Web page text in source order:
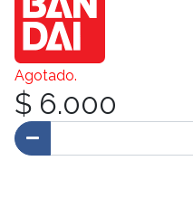
Agotado.
$ 6.000